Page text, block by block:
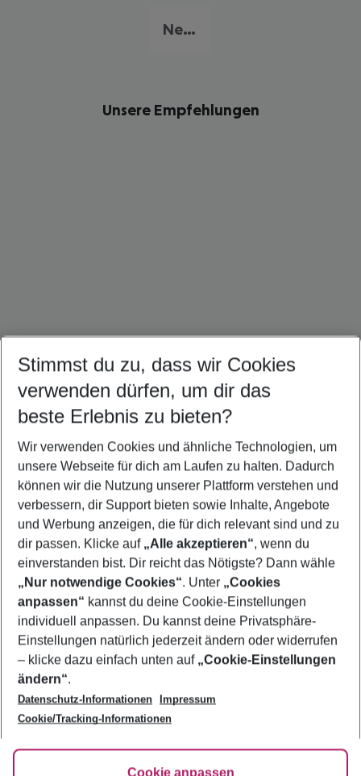
Negril
Unsere Empfehlungen
Quicklinks
Pauschalreisen Montego Bay
Flug & Hotel Montego Bay
Footer
Footer navigation
Über uns
AGB
Bestpreisgarantie
Cookie-Einstellungen ändern
Cookie-Richtlinie
Agenturbetreuung
Barrierefreies Reisen
Folge uns
Stimmst du zu, dass wir Cookies
verwenden dürfen, um dir das
beste Erlebnis zu bieten?
Wir verwenden Cookies und ähnliche Technologien, um
unsere Webseite für dich am Laufen zu halten. Dadurch
können wir die Nutzung unserer Plattform verstehen und
verbessern, dir Support bieten sowie Inhalte, Angebote
und Werbung anzeigen, die für dich relevant sind und zu
dir passen. Klicke auf „Alle akzeptieren“, wenn du
einverstanden bist. Dir reicht das Nötigste? Dann wähle
„Nur notwendige Cookies“. Unter „Cookies
anpassen“ kannst du deine Cookie-Einstellungen
individuell anpassen. Du kannst deine Privatsphäre-
Einstellungen natürlich jederzeit ändern oder widerrufen
– klicke dazu einfach unten auf „Cookie-Einstellungen
ändern“.
Datenschutz-Informationen
Impressum
Cookie/Tracking-Informationen
Cookie anpassen